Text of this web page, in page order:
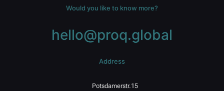
Would you like to know more?
hello@proq.global
Address
Potsdamerstr.15